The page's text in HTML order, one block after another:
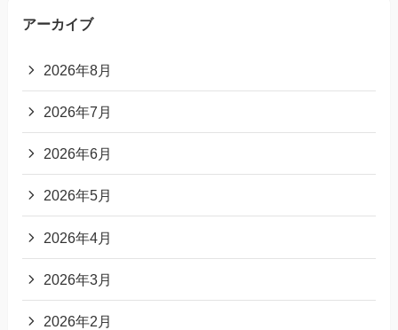
アーカイブ
2026年8月
2026年7月
2026年6月
2026年5月
2026年4月
2026年3月
2026年2月